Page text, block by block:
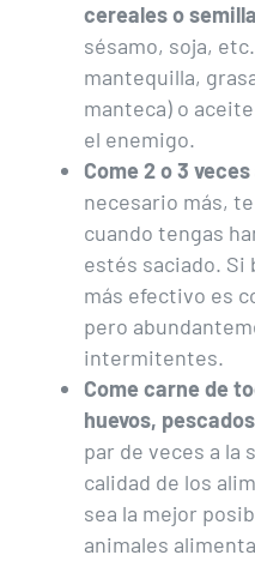
cereales o
sésamo, soja,
mantequilla,
manteca) o
el enemigo.
Come 2 o 3
necesario más,
cuando tengas
estés saciado. Si
más efectivo es
pero
intermitentes.
Come carne de
huevos,
par de veces a la
calidad de los
sea la mejor
animales